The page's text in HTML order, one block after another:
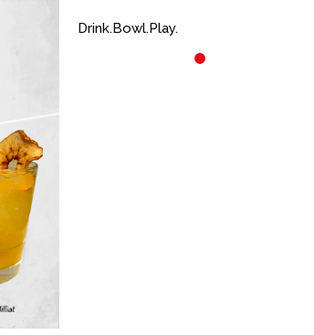
Drink.Bowl.Play.
OCTOBRE 2025
TOI QUI
!
C’est TOI qui chante ! 🔥🔥🔥
games factory Toulouse, en